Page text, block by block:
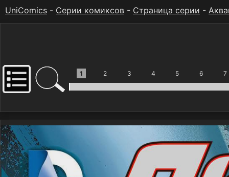
UniComics - Серии комиксов - Страница серии -
1 2 3 4 5 6 7